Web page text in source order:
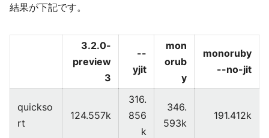
結果が下記です。
3.2.0-
preview
3
--
yjit
mon
orub
y
monoruby
--no-jit
quickso
rt
124.557k
316.
856
k
346.
593k
191.412k